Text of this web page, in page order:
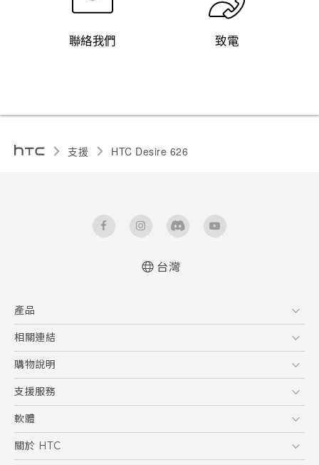
聯絡我們 致電
支援 HTC Desire 626‎
台灣
產品
5G
智慧型手機
配件
相關連結
HTC Research
購物說明
購物須知
訂單管理
付款方式
支援服務
到府收送維修服務
服務中心資訊
客戶服務佈告欄
軟體
應用程式
關於 HTC